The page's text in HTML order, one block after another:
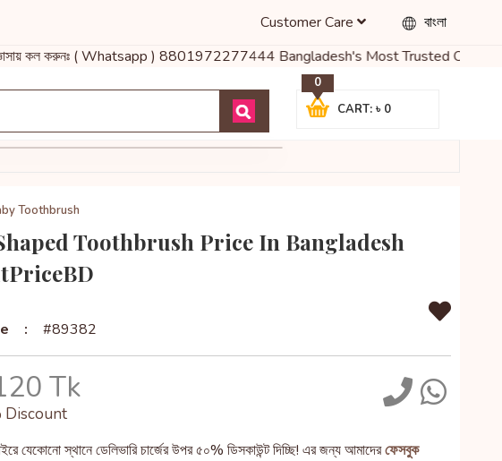
বাংলা
Customer Care
কল করুনঃ ( Whatsapp ) 8801972277444 Bangladesh's Most Trusted Online
CART: ৳ 0
0
Toothbrush
Toothbrush Price In Bangladesh
: #89382
Tk
Discount
যেকোনো স্থানে ডেলিভারি চার্জের উপর ৫০% ডিসকাউন্ট দিচ্ছি! এর জন্য আমাদেরফেসবুক